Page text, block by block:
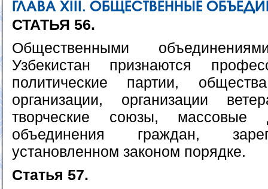
ГЛАВА ХIII. ОБЩЕСТВЕННЫЕ
СТАТЬЯ 56.
Общественными
Узбекистан признаются
политические партии,
организации, организации
творческие союзы,
объединения граждан,
установленном законом порядке.
Статья 57.